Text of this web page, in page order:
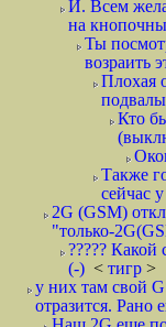
И. Всем
на
Ты
возраить
Плохая
Кто
Также
сейчас
2G (GSM)
"только-
?????
(-) < тигр >
у них там свой
отразится.